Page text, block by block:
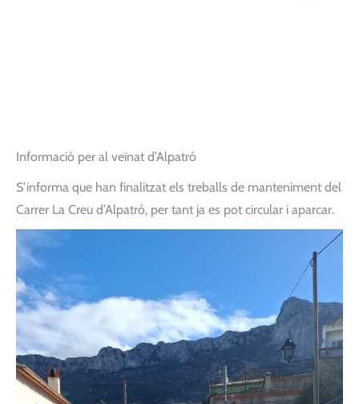
Informació per al veïnat d’Alpatró
S’informa que han finalitzat els treballs de manteniment del
Carrer La Creu d’Alpatró, per tant ja es pot circular i aparcar.